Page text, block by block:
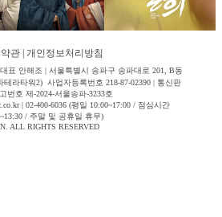
관 개인정보처리방침
표 안해조 | 서울특별시 송파구 송파대로 201, B동
테라타워2) 사업자등록번호 218-87-02390 | 통신판
번호 제-2024-서울송파-3233호
| 02-400-6036 (평일 10:00~17:00 / 점심시간
/ 주말 및 공휴일 휴무)
ALL RIGHTS RESERVED